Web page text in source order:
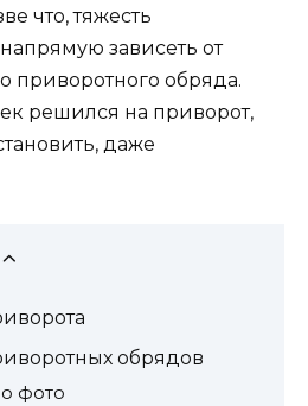
что, тяжесть
зависеть от
приворотного обряда.
решился на приворот,
даже
обрядов
фото